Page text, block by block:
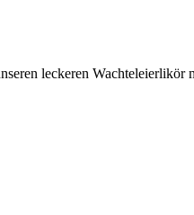
leckeren